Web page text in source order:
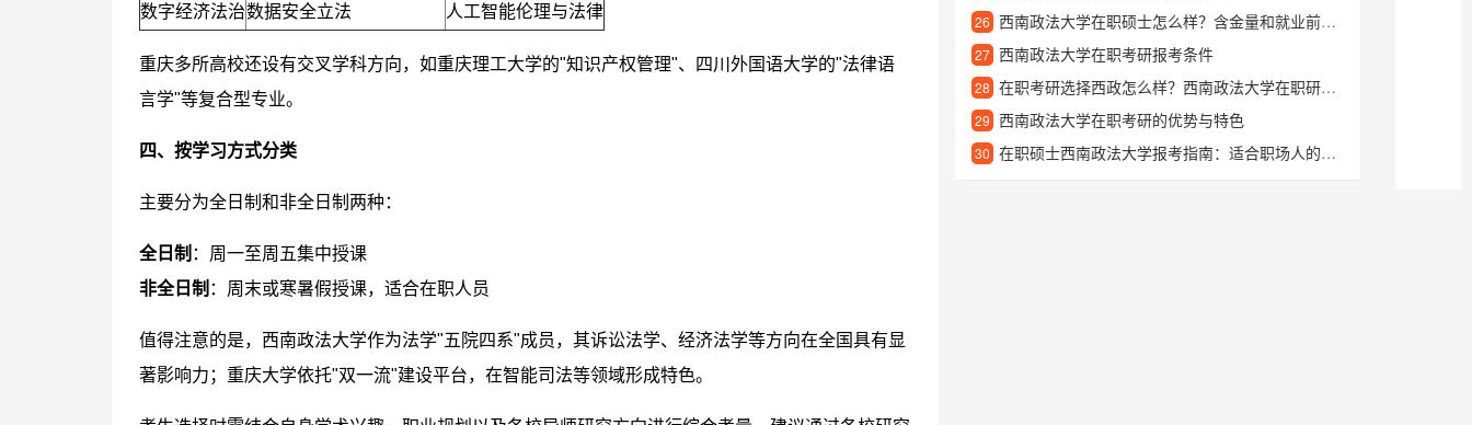
数字经济法治数据安全立法 人工智能伦理与法律
重庆多所高校还设有交叉学科方向，如重庆理工大学的"知识产权管理"、四川外国语大学的"法律语
言学"等复合型专业。
四、按学习方式分类
主要分为全日制和非全日制两种：
全日制 ：周一至周五集中授课
非全日制 ：周末或寒暑假授课，适合在职人员
值得注意的是，西南政法大学作为法学"五院四系"成员，其诉讼法学、经济法学等方向在全国具有显
著影响力；重庆大学依托"双一流"建设平台，在智能司法等领域形成特色。
26 西南政法大学在职硕士怎么样？含金量和就业前景深度解析
27 西南政法大学在职考研报考条件
28 在职考研选择西政怎么样？西南政法大学在职研究生报考指南
29 西南政法大学在职考研的优势与特色
30 在职硕士西南政法大学报考指南：适合职场人的深造选择